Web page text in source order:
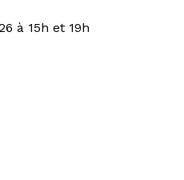
à 15h et 19h